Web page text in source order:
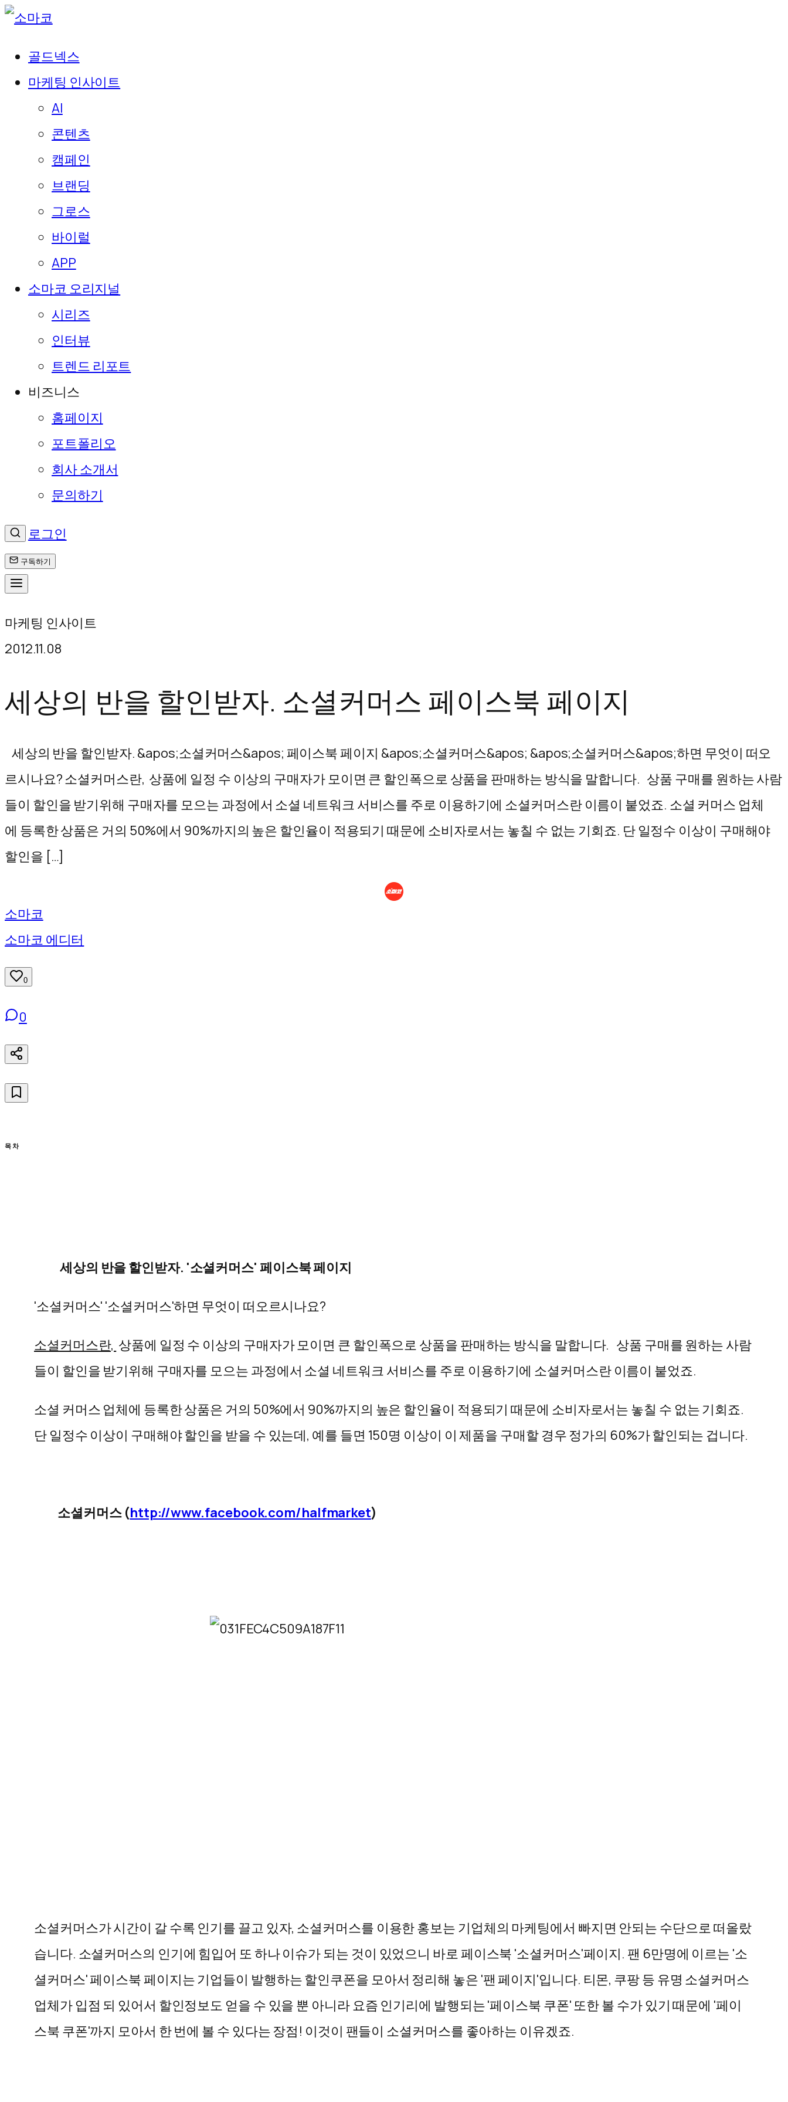
골드넥스
마케팅 인사이트
AI
콘텐츠
캠페인
브랜딩
그로스
바이럴
APP
소마코 오리지널
시리즈
인터뷰
트렌드 리포트
비즈니스
홈페이지
포트폴리오
회사 소개서
문의하기
로그인
구독하기
로
바
마케팅 인사이트
2012.11.08
세상의 반을 할인받자. 소셜커머스 페이스북 페이지
세상의 반을 할인받자. &apos;소셜커머스&apos; 페이스북 페이지 &apos;소셜커머스&apos; &apos;소셜커머스&apos;하면 무엇이 떠오
르시나요? 소셜커머스란, 상품에 일정 수 이상의 구매자가 모이면 큰 할인폭으로 상품을 판매하는 방식을 말합니다. 상품 구매를 원하는 사람
들이 할인을 받기위해 구매자를 모으는 과정에서 소셜 네트워크 서비스를 주로 이용하기에 소셜커머스란 이름이 붙었죠. 소셜 커머스 업체
에 등록한 상품은 거의 50%에서 90%까지의 높은 할인율이 적용되기 때문에 소비자로서는 놓칠 수 없는 기회죠. 단 일정수 이상이 구매해야
할인을 […]
소마코
소마코 에디터
0
0
목차
세상의 반을 할인받자. '소셜커머스' 페이스북 페이지
'소셜커머스' '소셜커머스'하면 무엇이 떠오르시나요?
소셜커머스란, 상품에 일정 수 이상의 구매자가 모이면 큰 할인폭으로 상품을 판매하는 방식을 말합니다. 상품 구매를 원하는 사람
들이 할인을 받기위해 구매자를 모으는 과정에서 소셜 네트워크 서비스를 주로 이용하기에 소셜커머스란 이름이 붙었죠.
소셜 커머스 업체에 등록한 상품은 거의 50%에서 90%까지의 높은 할인율이 적용되기 때문에 소비자로서는 놓칠 수 없는 기회죠.
단 일정수 이상이 구매해야 할인을 받을 수 있는데, 예를 들면 150명 이상이 이 제품을 구매할 경우 정가의 60%가 할인되는 겁니다.
소셜커머스 (http://www.facebook.com/halfmarket)
소셜커머스가 시간이 갈 수록 인기를 끌고 있자, 소셜커머스를 이용한 홍보는 기업체의 마케팅에서 빠지면 안되는 수단으로 떠올랐
습니다. 소셜커머스의 인기에 힘입어 또 하나 이슈가 되는 것이 있었으니 바로 페이스북 '소셜커머스'페이지. 팬 6만명에 이르는 '소
셜커머스' 페이스북 페이지는 기업들이 발행하는 할인쿠폰을 모아서 정리해 놓은 '팬 페이지'입니다. 티몬, 쿠팡 등 유명 소셜커머스
업체가 입점 되 있어서 할인정보도 얻을 수 있을 뿐 아니라 요즘 인기리에 발행되는 '페이스북 쿠폰' 또한 볼 수가 있기 때문에 '페이
스북 쿠폰'까지 모아서 한 번에 볼 수 있다는 장점! 이것이 팬들이 소셜커머스를 좋아하는 이유겠죠.